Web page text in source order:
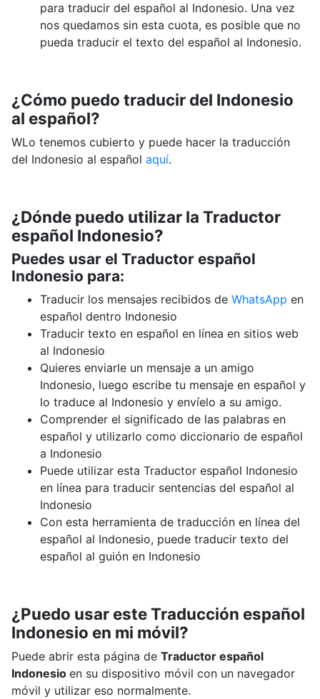
para traducir del español al Indonesio. Una vez
nos quedamos sin esta cuota, es posible que no
pueda traducir el texto del español al Indonesio.
¿Cómo puedo traducir del Indonesio
al español?
WLo tenemos cubierto y puede hacer la traducción
del Indonesio al español aquí.
¿Dónde puedo utilizar la Traductor
español Indonesio?
Puedes usar el Traductor español
Indonesio para:
Traducir los mensajes recibidos de WhatsApp en
español dentro Indonesio
Traducir texto en español en línea en sitios web
al Indonesio
Quieres enviarle un mensaje a un amigo
Indonesio, luego escribe tu mensaje en español y
lo traduce al Indonesio y envíelo a su amigo.
Comprender el significado de las palabras en
español y utilizarlo como diccionario de español
a Indonesio
Puede utilizar esta Traductor español Indonesio
en línea para traducir sentencias del español al
Indonesio
Con esta herramienta de traducción en línea del
español al Indonesio, puede traducir texto del
español al guión en Indonesio
¿Puedo usar este Traducción español
Indonesio en mi móvil?
Puede abrir esta página de Traductor español
Indonesio en su dispositivo móvil con un navegador
móvil y utilizar eso normalmente.